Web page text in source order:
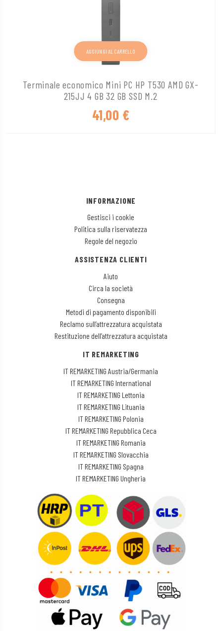
Terminale economico Mini PC HP T530 AMD GX-
215JJ 4 GB 32 GB SSD M.2
41,00 €
AGGIUNGI AL CARRELLO
INFORMAZIONE
Gestisci i cookie
Politica sulla riservatezza
Regole del negozio
ASSISTENZA CLIENTI
Aiuto
Circa la società
Consegna
Metodi di pagamento disponibili
Reclamo sull’attrezzatura acquistata
Restituzione dell’attrezzatura acquistata
IT REMARKETING
IT REMARKETING Austria/Germania
IT REMARKETING International
IT REMARKETING Lettonia
IT REMARKETING Lituania
IT REMARKETING Polonia
IT REMARKETING Repubblica Ceca
IT REMARKETING Romania
IT REMARKETING Slovacchia
IT REMARKETING Spagna
IT REMARKETING Ungheria